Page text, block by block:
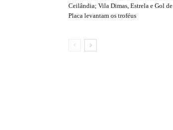
Ceilândia; Vila Dimas, Estrela e Gol de
Placa levantam os troféus